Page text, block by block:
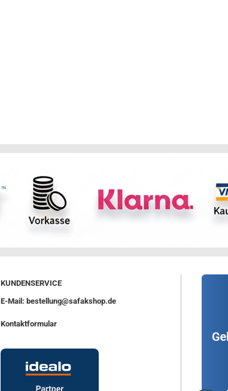
KUNDENSERVICE
E-Mail: bestellung@safakshop.de
Kontaktformular